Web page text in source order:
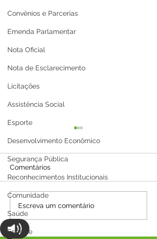
Convênios e Parcerias
Emenda Parlamentar
Nota Oficial
Nota de Esclarecimento
Licitações
Assistência Social
Esporte
Desenvolvimento Econômico
Segurança Pública
Reconhecimentos Institucionais
Comunidade
Saúde
Esporte
CAPS I promove evento
da Luta Antimanicomial
e lança jornal
Comentários
Escreva um comentário